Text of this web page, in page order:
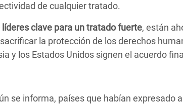
de cualquier tratado.
clave para un tratado fuerte, están
la protección de los derechos
y los Estados Unidos signen el acuerdo
se informa, países que habían expresado